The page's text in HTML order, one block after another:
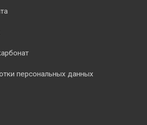
персональных данных